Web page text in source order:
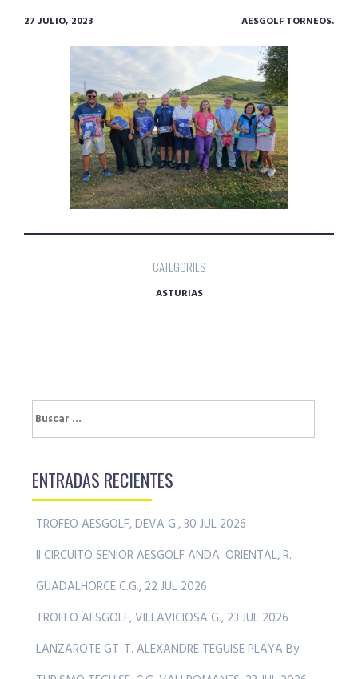
27 JULIO, 2023 AESGOLF TORNEOS.
CATEGORIES
ASTURIAS
Buscar:
ENTRADAS RECIENTES
TROFEO AESGOLF, DEVA G., 30 JUL 2026
II CIRCUITO SENIOR AESGOLF ANDA. ORIENTAL, R.
GUADALHORCE C.G., 22 JUL 2026
TROFEO AESGOLF, VILLAVICIOSA G., 23 JUL 2026
LANZAROTE GT-T. ALEXANDRE TEGUISE PLAYA By